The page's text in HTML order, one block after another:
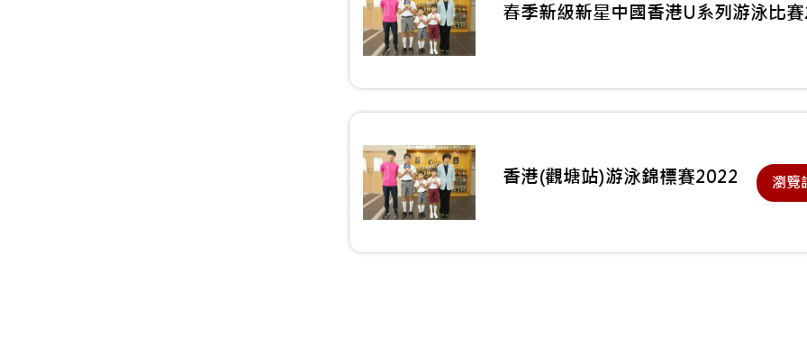
春季新級新星中國香港U系列游泳比
香港(觀塘站)游泳錦標賽2022 瀏覽